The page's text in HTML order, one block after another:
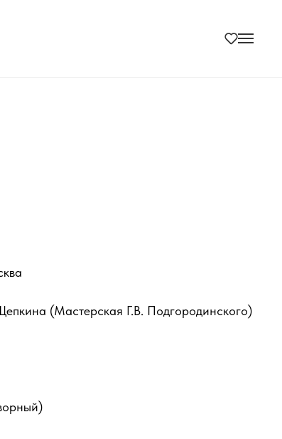
(Мастерская Г.В. Подгородинского)